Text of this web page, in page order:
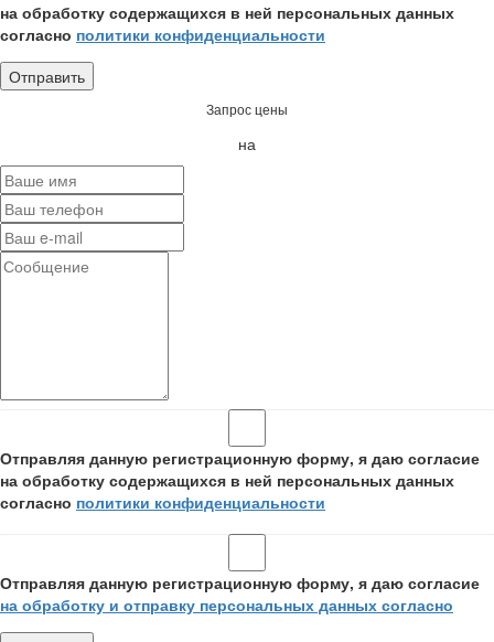
на обработку содержащихся в ней персональных данных
согласно политики конфиденциальности
Запрос цены
на
Отправляя данную регистрационную форму, я даю согласие
на обработку содержащихся в ней персональных данных
согласно политики конфиденциальности
Отправляя данную регистрационную форму, я даю согласие
на обработку и отправку персональных данных согласно